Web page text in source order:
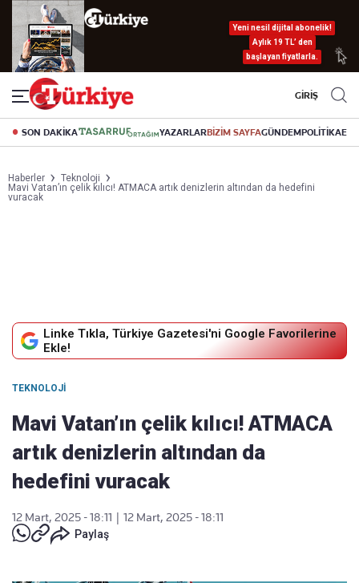
Yeni nesil dijital abonelik!
Aylık 19 TL’ den
başlayan fiyatlarla.
GİRİŞ
SON DAKİKA YAZARLARBİZİM SAYFAGÜNDEMPOLİTİKA
Haberler
Teknoloji
Mavi Vatan’ın çelik kılıcı! ATMACA artık denizlerin altından da hedefini
vuracak
Linke Tıkla, Türkiye Gazetesi'ni Google Favorilerine
Ekle!
TEKNOLOJI
Mavi Vatan’ın çelik kılıcı! ATMACA
artık denizlerin altından da
hedefini vuracak
12 Mart, 2025 - 18:11
12 Mart, 2025 - 18:11
Paylaş